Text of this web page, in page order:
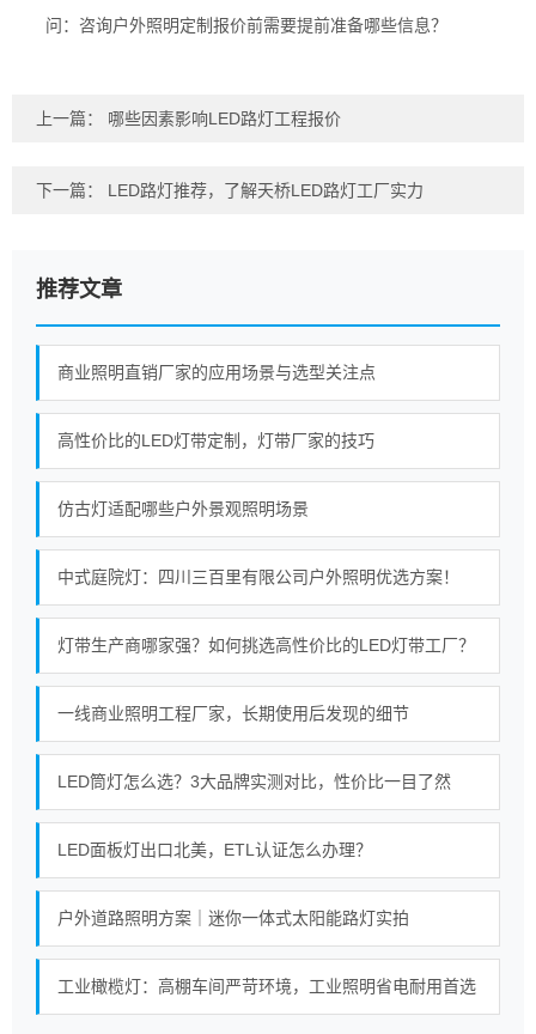
问：咨询户外照明定制报价前需要提前准备哪些信息？
上一篇： 哪些因素影响LED路灯工程报价
下一篇： LED路灯推荐，了解天桥LED路灯工厂实力
推荐文章
商业照明直销厂家的应用场景与选型关注点
高性价比的LED灯带定制，灯带厂家的技巧
仿古灯适配哪些户外景观照明场景
中式庭院灯：四川三百里有限公司户外照明优选方案！
灯带生产商哪家强？如何挑选高性价比的LED灯带工厂？
一线商业照明工程厂家，长期使用后发现的细节
LED筒灯怎么选？3大品牌实测对比，性价比一目了然
LED面板灯出口北美，ETL认证怎么办理？
户外道路照明方案｜迷你一体式太阳能路灯实拍
工业橄榄灯：高棚车间严苛环境，工业照明省电耐用首选